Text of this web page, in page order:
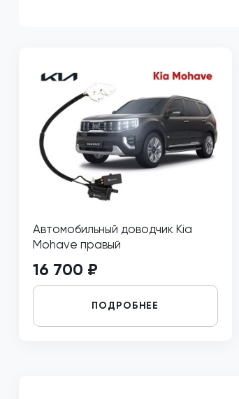
Автомобильный доводчик Kia
Mohave правый
16 700 ₽
ПОДРОБНЕЕ